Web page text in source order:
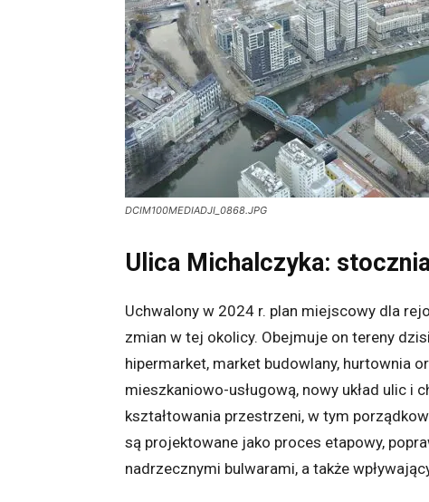
DCIM100MEDIADJI_0868.JPG
Ulica Michalczyka:
Uchwalony w 2024 r. plan miejscowy dla
zmian w tej okolicy. Obejmuje on tereny
hipermarket, market budowlany, hurtownia
mieszkaniowo-usługową, nowy układ ulic
kształtowania przestrzeni, w tym
są projektowane jako proces etapowy,
nadrzecznymi bulwarami, a także